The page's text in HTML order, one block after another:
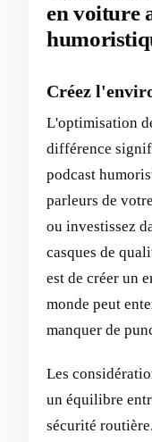
en voiture
Créez
L'optimisation
différence
podcast
parleurs de
ou investissez
casques de
est de créer un
monde peut
manquer de
Les
un équilibre
sécurité